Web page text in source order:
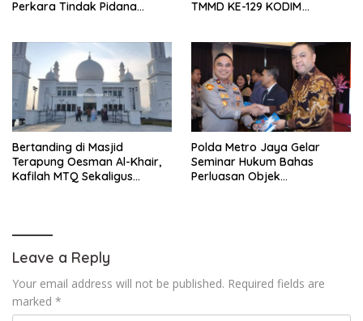
Perkara Tindak Pidana
TMMD KE-129 KODIM
Bertanding di Masjid
Terapung Oesman Al-Khair,
Kafilah MTQ Sekaligus
Polda Metro Jaya Gelar
Seminar Hukum Bahas
Perluasan Objek
Leave a Reply
Your email address will not be published. Required fields are
marked *